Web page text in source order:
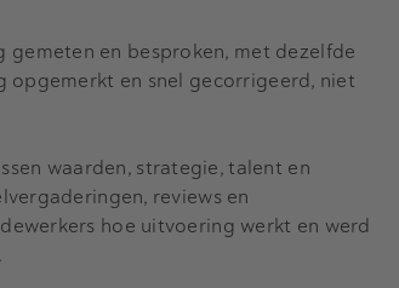
en besproken, met dezelfde
opgemerkt en snel gecorrigeerd, niet
waarden, strategie, talent en
reviews en
hoe uitvoering werkt en werd